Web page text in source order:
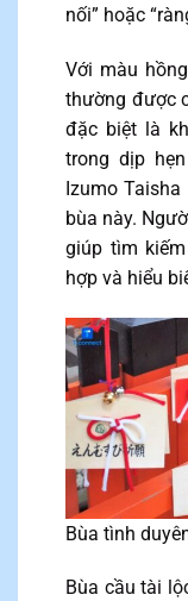
nối” hoặc
Với màu
thường được
đặc biệt là
trong dịp
Izumo
bùa này.
giúp tìm
hợp và hiểu
Bùa tình
Bùa cầu tài